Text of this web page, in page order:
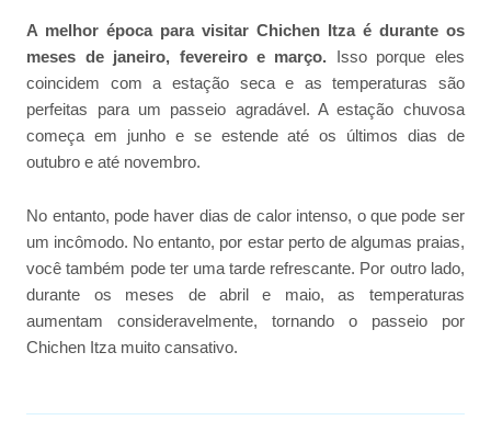
A melhor época para visitar Chichen Itza é durante os
meses de janeiro, fevereiro e março. Isso porque eles
coincidem com a estação seca e as temperaturas são
perfeitas para um passeio agradável. A estação chuvosa
começa em junho e se estende até os últimos dias de
outubro e até novembro.
No entanto, pode haver dias de calor intenso, o que pode ser
um incômodo. No entanto, por estar perto de algumas praias,
você também pode ter uma tarde refrescante. Por outro lado,
durante os meses de abril e maio, as temperaturas
aumentam consideravelmente, tornando o passeio por
Chichen Itza muito cansativo.